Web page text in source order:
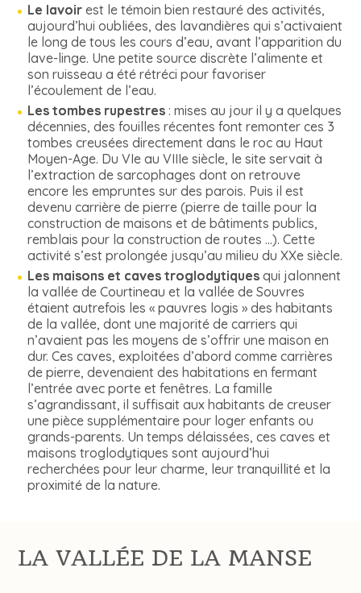
Le lavoir est le témoin bien restauré des activités,
aujourd’hui oubliées, des lavandières qui s’activaient
le long de tous les cours d’eau, avant l’apparition du
lave-linge. Une petite source discrète l’alimente et
son ruisseau a été rétréci pour favoriser
l’écoulement de l’eau.
Les tombes rupestres : mises au jour il y a quelques
décennies, des fouilles récentes font remonter ces 3
tombes creusées directement dans le roc au Haut
Moyen-Age. Du VIe au VIIIe siècle, le site servait à
l’extraction de sarcophages dont on retrouve
encore les empruntes sur des parois. Puis il est
devenu carrière de pierre (pierre de taille pour la
construction de maisons et de bâtiments publics,
remblais pour la construction de routes …). Cette
activité s’est prolongée jusqu’au milieu du XXe siècle.
Les maisons et caves troglodytiques qui jalonnent
la vallée de Courtineau et la vallée de Souvres
étaient autrefois les « pauvres logis » des habitants
de la vallée, dont une majorité de carriers qui
n’avaient pas les moyens de s’offrir une maison en
dur. Ces caves, exploitées d’abord comme carrières
de pierre, devenaient des habitations en fermant
l’entrée avec porte et fenêtres. La famille
s’agrandissant, il suffisait aux habitants de creuser
une pièce supplémentaire pour loger enfants ou
grands-parents. Un temps délaissées, ces caves et
maisons troglodytiques sont aujourd’hui
recherchées pour leur charme, leur tranquillité et la
proximité de la nature.
LA VALLÉE DE LA MANSE